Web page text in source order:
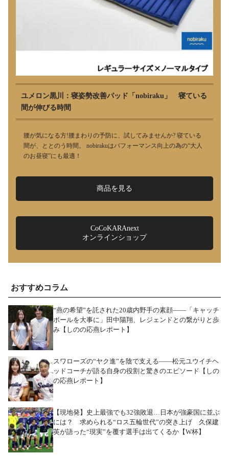
ユメロン黒川：寝姿勢改善パッド「nobiraku」 寝ている
間が伸びる時間
腰が気になる方!腰まわりの予防に、試してみませんか? 寝ている
間が、ととのう時間。 nobirakuはパフォーマンス向上の為の“大人
のお昼寝”にも最適！
商品を見る
CoCoKARAnext
オンラインショップ
おすすめコラム
“燕の希望”を託された20歳内野手の素顔――「キャッチ
ボールを大事に」田中陽翔、レジェンドとの繋がりと歩
み【しのの応燕レポート】
スワローズの“ヤク進”を陰で支える――松元ユウイチヘ
ッドコーチが語る自身の役割と驚きのエピソード【しの
の応燕レポート】
【現地発】史上最強でも32強敗退…日本が強豪国に並ぶ
には？ 求められる“ロス五輪世代”の突き上げ 久保建
英が語った“現実”を覆す選手は出てくるか【W杯】